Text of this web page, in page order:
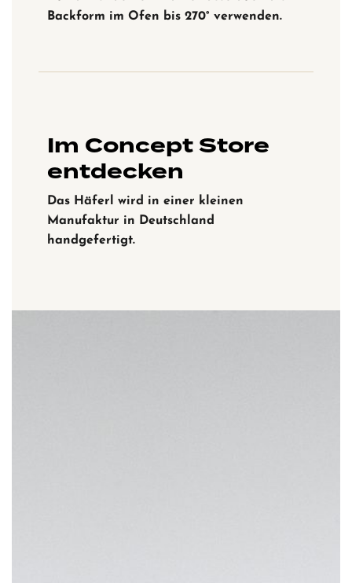
Backform im Ofen bis 270° verwenden.
Im Concept Store
entdecken
Das Häferl wird in einer kleinen
Manufaktur in Deutschland
handgefertigt.